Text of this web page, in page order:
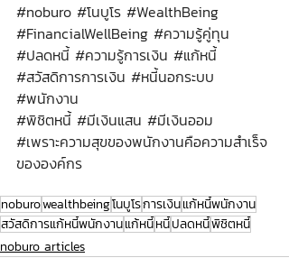
#noburo #โนบูโร #WealthBeing
#FinancialWellBeing #ความรู้คู่ทุน
#ปลดหน #ความรู้การเงิน #แก้หนี้
#สวัสดิการการเงิน #หนี้นอกระบบ
#พนักงาน
#พิชิตหนี้ #มีเงินแสน #มีเงินออม
#เพราะความสุขของพนักงานคือความสำเร็จ
ขององค์กร
noburowealthbeingโนบูโรการเงินแก้หนี้พนักงาน
สวัสดิการแก้หนี้พนักงานแก้หนี้หนี้ปลดหนี้พิชิตหนี้
noburo articles